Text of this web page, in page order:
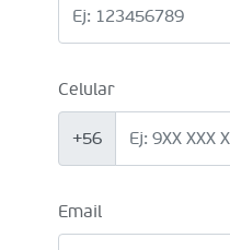
Celular
+56
Email